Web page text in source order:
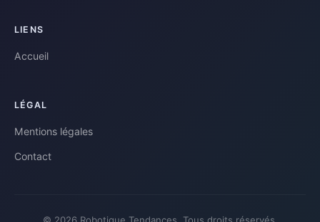
LIENS
Accueil
LÉGAL
Mentions légales
Contact